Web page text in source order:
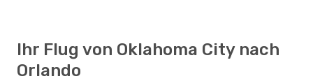
Ihr Flug von Oklahoma City nach
Orlando